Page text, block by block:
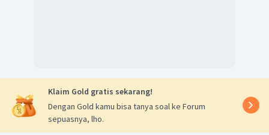
Klaim Gold gratis sekarang!
Dengan Gold kamu bisa tanya soal ke Forum
sepuasnya, lho.